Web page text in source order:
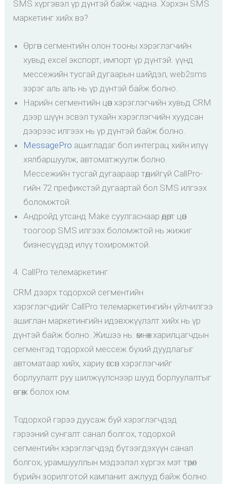
SMS хүргэвэл үр дүнтэй байж чадна. Хэрхэн SMS
маркетинг хийх вэ?
Өргөн сегментийн олон тооны хэрэглэгчийн
хувьд excel экспорт, импорт үр дүнтэй. үүнд
мессежийн тусгай дугаарын шийдэл, web2sms
зэрэг аль аль нь үр дүнтэй байж болно.
Нарийн сегментийн цөөн хэрэглэгчийн хувьд CRM
дээр шүүн эсвэл тухайн хэрэглэгчийн хуудсан
дээрээс илгээх нь үр дүнтэй байж болно.
MessagePro ашигладаг бол интеграц хийн илүү
хялбаршуулж, автоматжуулж болно.
Мессежийн тусгай дугаараар төдийгүй CallPro-
гийн 72 префикстэй дугаартай бол SMS илгээх
боломжтой.
Андройд утсанд Make суулгаснаар өдөрт цөөн
тоогоор SMS илгээх боломжтой нь жижиг
бизнесүүдэд илүү тохиромжтой.
4. CallPro телемаркетинг
CRM дээрх тодорхой сегментийн
хэрэглэгчдийг CallPro телемаркетингийн үйлчилгээ
ашиглан маркетингийн идэвхжүүлэлт хийх нь үр
дүнтэй байж болно. Жишээ нь: өмнөх харилцагчдын
сегментэд тодорхой мессеж бүхий дуудлагыг
автоматаар хийх, хариу өгсөн хэрэглэгчийг
борлуулалт руу шилжүүлснээр шууд борлуулалтыг
өсгөж болох юм.
Тодорхой гэрээ дуусаж буй хэрэглэгчдэд
гэрээний сунгалт санал болгох, тодорхой
сегментийн хэрэглэгчдэд бүтээгдэхүүн санал
болгох, урамшууллын мэдээлэл хүргэх мэт төрөл
бүрийн зорилготой кампанит ажлууд байж болно.